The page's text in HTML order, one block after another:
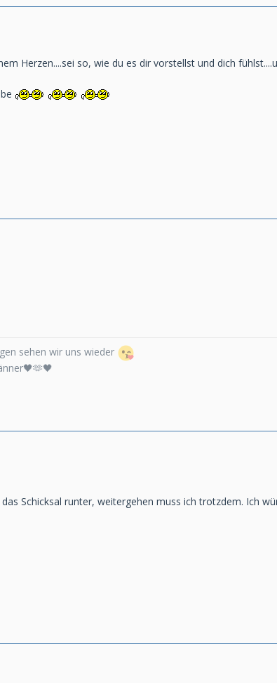
Herzen....sei so, wie du es dir vorstellst und dich
sehen wir uns wieder
Schicksal runter, weitergehen muss ich trotzdem. Ich